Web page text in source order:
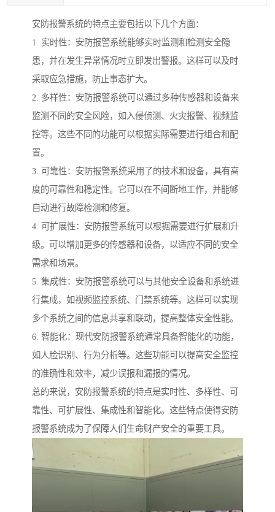
安防报警系统的特点主要包括以下几个方面：
1. 实时性：安防报警系统能够实时监测和检测安全隐
患，并在发生异常情况时立即发出警报。这样可以及时
采取应急措施，防止事态扩大。
2. 多样性：安防报警系统可以通过多种传感器和设备来
监测不同的安全风险，如入侵侦测、火灾报警、视频监
控等。这些不同的功能可以根据实际需要进行组合和配
置。
3. 可靠性：安防报警系统采用了的技术和设备，具有高
度的可靠性和稳定性。它可以在不间断地工作，并能够
自动进行故障检测和修复。
4. 可扩展性：安防报警系统可以根据需要进行扩展和升
级。可以增加更多的传感器和设备，以适应不同的安全
需求和场景。
5. 集成性：安防报警系统可以与其他安全设备和系统进
行集成，如视频监控系统、门禁系统等。这样可以实现
多个系统之间的信息共享和联动，提高整体安全性能。
6. 智能化：现代安防报警系统通常具备智能化的功能，
如人脸识别、行为分析等。这些功能可以提高安全监控
的准确性和效率，减少误报和漏报的情况。
总的来说，安防报警系统的特点是实时性、多样性、可
靠性、可扩展性、集成性和智能化。这些特点使得安防
报警系统成为了保障人们生命财产安全的重要工具。